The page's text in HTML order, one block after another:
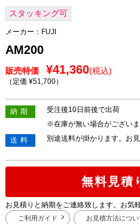
スタッキング可
メーカー： FUJI
AM200
販売特価 ¥41,360(税込)
（定価 ¥51,700）
納期
受注後10日前後で出荷
※在庫が無い場合がございま
送料
別途送料が掛かります。お
無料見積
お見積りと納期をご連絡致します。お気
ご利用ガイド お見積方法につい